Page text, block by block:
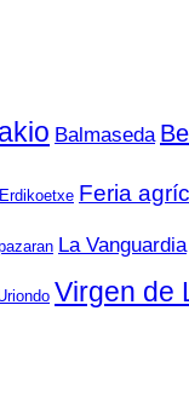
Balmaseda
Erdikoetxe Feria
La Vanguardia
Virgen de